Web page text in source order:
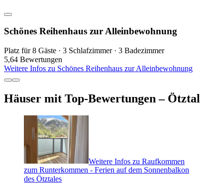
Schönes Reihenhaus zur Alleinbewohnung
Platz für 8 Gäste · 3 Schlafzimmer · 3 Badezimmer
5,64 Bewertungen
Weitere Infos zu Schönes Reihenhaus zur Alleinbewohnung
Häuser mit Top-Bewertungen – Ötztal
Weitere Infos zu Raufkommen
zum Runterkommen - Ferien auf dem Sonnenbalkon
des Ötztales